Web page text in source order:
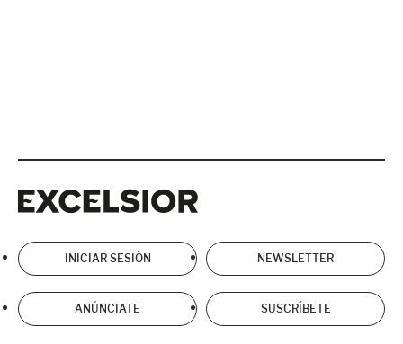
INICIAR SESIÓN NEWSLETTER
ANÚNCIATE SUSCRÍBETE